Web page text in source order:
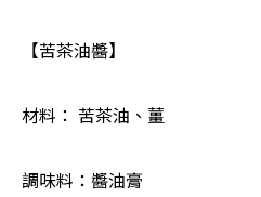
【苦茶油醬】
材料： 苦茶油、薑
調味料：醬油膏